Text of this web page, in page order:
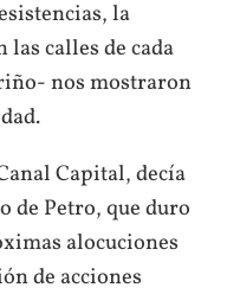
la
calles de cada
nos mostraron
Capital, decía
de Petro, que duro
alocuciones
de acciones